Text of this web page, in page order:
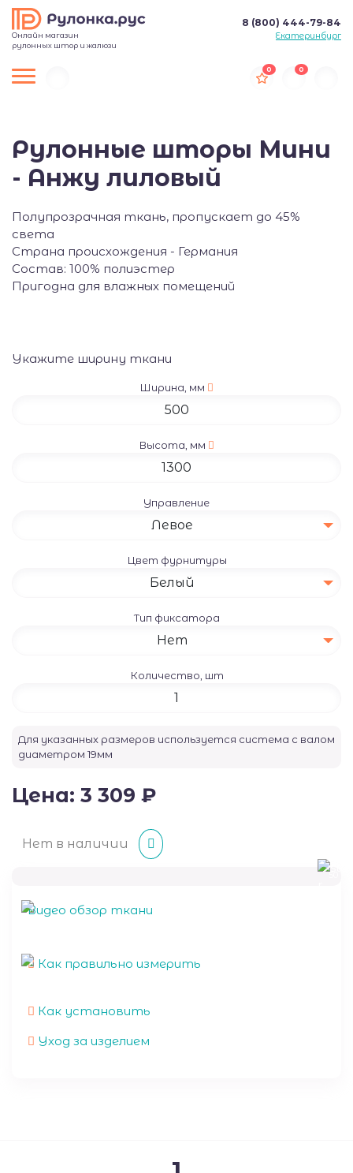
Онлайн магазин
рулонных штор и жалюзи
8 (800) 444-79-84
Екатеринбург
0 0
Рулонные шторы Мини
- Анжу лиловый
Полупрозрачная ткань, пропускает до 45%
света
Страна происхождения - Германия
Состав: 100% полиэстер
Пригодна для влажных помещений
Укажите ширину ткани
Ширина, мм
Высота, мм
Управление
Левое
Цвет фурнитуры
Белый
Тип фиксатора
Нет
Количество, шт
Для указанных размеров используется система с валом
диаметром 19мм
Цена: 3 309 ₽
Нет в наличии
50
Видео обзор ткани
Как правильно измерить
Как установить
Уход за изделием